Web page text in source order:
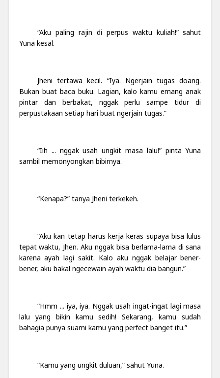
“Aku paling rajin di perpus waktu kuliah!” sahut
Yuna kesal.
Jheni tertawa kecil. “Iya. Ngerjain tugas doang.
Bukan buat baca buku. Lagian, kalo kamu emang anak
pintar dan berbakat, nggak perlu sampe tidur di
perpustakaan setiap hari buat ngerjain tugas.”
“Iih ... nggak usah ungkit masa lalu!” pinta Yuna
sambil memonyongkan bibirnya.
“Kenapa?” tanya Jheni terkekeh.
“Aku kan tetap harus kerja keras supaya bisa lulus
tepat waktu, Jhen. Aku nggak bisa berlama-lama di sana
karena ayah lagi sakit. Kalo aku nggak belajar bener-
bener, aku bakal ngecewain ayah waktu dia bangun.”
“Hmm ... iya, iya. Nggak usah ingat-ingat lagi masa
lalu yang bikin kamu sedih! Sekarang, kamu sudah
bahagia punya suami kamu yang perfect banget itu.”
“Kamu yang ungkit duluan,” sahut Yuna.